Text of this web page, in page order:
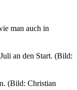
man auch in
an den Start. (Bild:
(Bild: Christian